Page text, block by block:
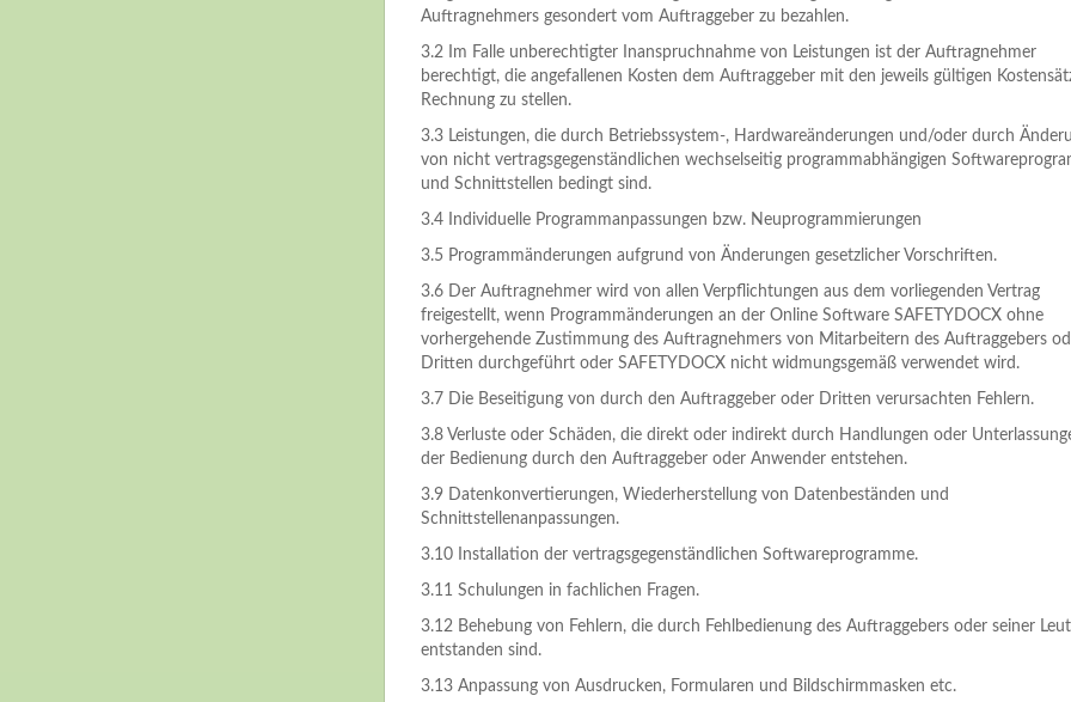
Auftragnehmers gesondert vom Auftraggeber zu bezahlen.
3.2 Im Falle unberechtigter Inanspruchnahme von Leistungen ist der Auftragnehmer
berechtigt, die angefallenen Kosten dem Auftraggeber mit den jeweils gültigen
Rechnung zu stellen.
3.3 Leistungen, die durch Betriebssystem-, Hardwareänderungen und/oder durch
von nicht vertragsgegenständlichen wechselseitig programmabhängigen
und Schnittstellen bedingt sind.
3.4 Individuelle Programmanpassungen bzw. Neuprogrammierungen
3.5 Programmänderungen aufgrund von Änderungen gesetzlicher Vorschriften.
3.6 Der Auftragnehmer wird von allen Verpflichtungen aus dem vorliegenden Vertrag
freigestellt, wenn Programmänderungen an der Online Software SAFETYDOCX ohne
vorhergehende Zustimmung des Auftragnehmers von Mitarbeitern des Auftraggebers
Dritten durchgeführt oder SAFETYDOCX nicht widmungsgemäß verwendet wird.
3.7 Die Beseitigung von durch den Auftraggeber oder Dritten verursachten Fehlern.
3.8 Verluste oder Schäden, die direkt oder indirekt durch Handlungen oder
der Bedienung durch den Auftraggeber oder Anwender entstehen.
3.9 Datenkonvertierungen, Wiederherstellung von Datenbeständen und
Schnittstellenanpassungen.
3.10 Installation der vertragsgegenständlichen Softwareprogramme.
3.11 Schulungen in fachlichen Fragen.
3.12 Behebung von Fehlern, die durch Fehlbedienung des Auftraggebers oder seiner
entstanden sind.
3.13 Anpassung von Ausdrucken, Formularen und Bildschirmmasken etc.